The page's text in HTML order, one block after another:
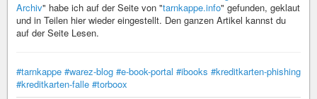
Archiv" habe ich auf der Seite von "tarnkappe.info" gefunden, geklaut
und in Teilen hier wieder eingestellt. Den ganzen Artikel kannst du
auf der Seite Lesen.
#tarnkappe #warez-blog #e-book-portal #ibooks #kreditkarten-phishing
#kreditkarten-falle #torboox